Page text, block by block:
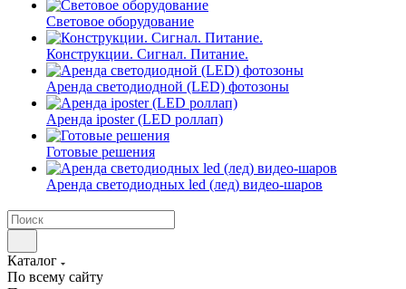
Световое оборудование
Конструкции. Сигнал. Питание.
Аренда светодиодной (LED) фотозоны
Аренда iposter (LED роллап)
Готовые решения
Аренда светодиодных led (лед) видео-шаров
Каталог
По всему сайту